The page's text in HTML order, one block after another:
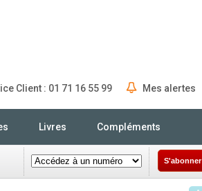
Client : 01 71 16 55 99 Mes alertes
Livres Compléments
S'abonner